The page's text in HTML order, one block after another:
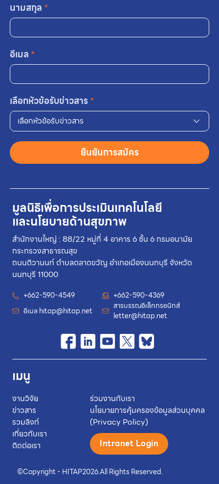
©Copyright - HITAP2026.All Rights Reserved.
มูลนิธิเพื่อการประเมินเทคโนโลยี
และนโยบายด้านสุขภาพ
สำนักงานใหญ่ : 88/22 หมู่ที่ 4 อาคาร 6 ชั้น 6 กรมอนามัย
กระทรวงสาธารณสุข
ถนนติวานนท์ ตำบลตลาดขวัญ อำเภอเมืองนนทบุรี จังหวัด
นนทบุรี 11000
+662-590-4549
+662-590-4369
อีเมล hitap@hitap.net
สารบรรณอิเล็กทรอนิกส์
letter@hitap.net
เมนู
งานวิจัย
ข่าวสาร
รวมลิงก์
เกี่ยวกับเรา
ติดต่อเรา
ร่วมงานกับเรา
นโยบายการคุ้มครองข้อมูลส่วนบุคคล
(Privacy Policy)
Intranet Login
นามสกุล *
อีเมล *
เลือกหัวข้อรับข่าวสาร*
เลือกหัวข้อรับข่าวสาร
ยืนยันการสมัคร